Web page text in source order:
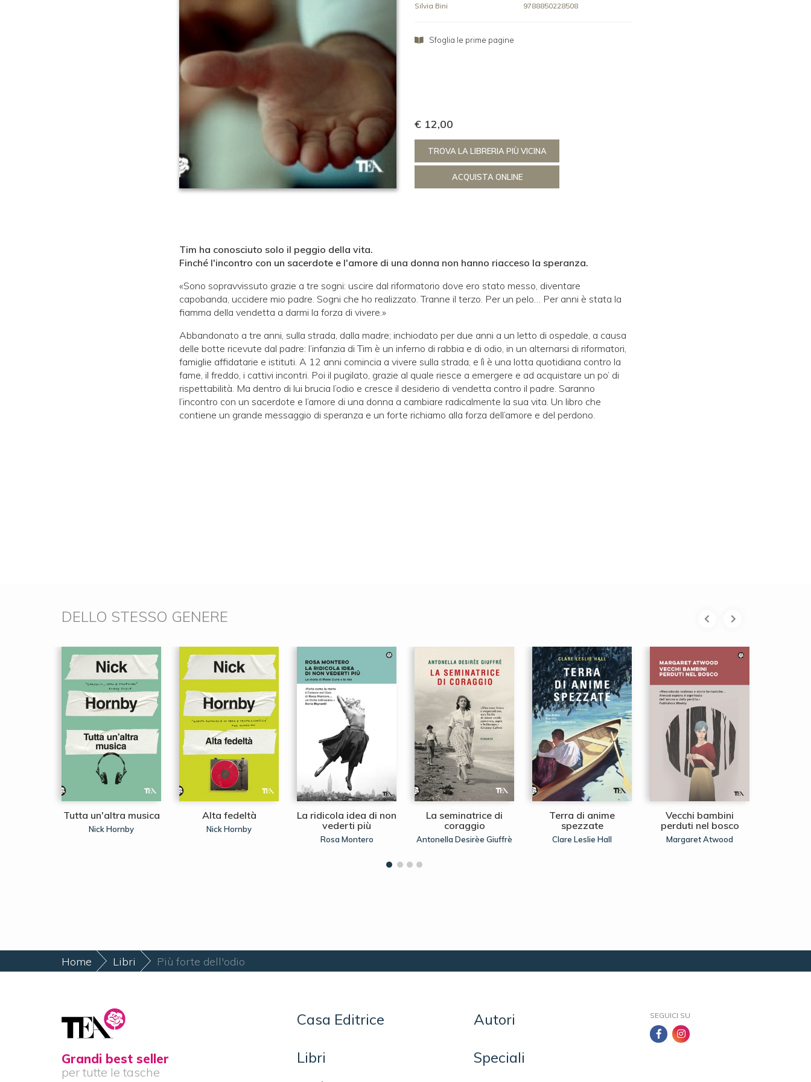
€ 12,00
TROVA LA LIBRERIA PIÙ VICINA
ACQUISTA ONLINE
Silvia Bini
9788850228508
Sfoglia le prime pagine
Tim ha conosciuto solo il peggio della vita.
Finché l'incontro con un sacerdote e l'amore di una donna non hanno riacceso la speranza.
«Sono sopravvissuto grazie a tre sogni: uscire dal riformatorio dove ero stato messo, diventare
capobanda, uccidere mio padre. Sogni che ho realizzato. Tranne il terzo. Per un pelo… Per anni è stata la
fiamma della vendetta a darmi la forza di vivere.»
Abbandonato a tre anni, sulla strada, dalla madre; inchiodato per due anni a un letto di ospedale, a causa
delle botte ricevute dal padre: l’infanzia di Tim è un inferno di rabbia e di odio, in un alternarsi di riformatori,
famiglie affidatarie e istituti. A 12 anni comincia a vivere sulla strada, e lì è una lotta quotidiana contro la
fame, il freddo, i cattivi incontri. Poi il pugilato, grazie al quale riesce a emergere e ad acquistare un po’ di
rispettabilità. Ma dentro di lui brucia l’odio e cresce il desiderio di vendetta contro il padre. Saranno
l’incontro con un sacerdote e l’amore di una donna a cambiare radicalmente la sua vita. Un libro che
contiene un grande messaggio di speranza e un forte richiamo alla forza dell’amore e del perdono.
DELLO STESSO GENERE
Tutta un'altra musica
Nick Hornby
Alta fedeltà
Nick Hornby
La ridicola idea di non
vederti più
Rosa Montero
La seminatrice di
coraggio
Antonella Desirèe Giuffrè
Terra di anime
spezzate
Clare Leslie Hall
Vecchi bambini
perduti nel bosco
Margaret Atwood
Home Libri Più forte dell'odio
Grandi best seller
per tutte le tasche
Casa Editrice
Libri
Autori
Speciali
SEGUICI SU